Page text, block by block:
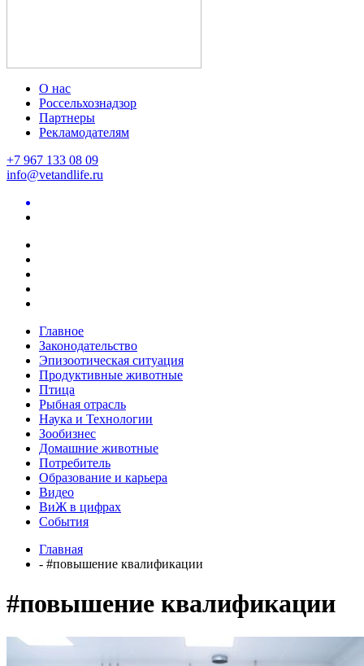
О нас
Россельхознадзор
Партнеры
Рекламодателям
+7 967 133 08 09
info@vetandlife.ru
Главное
Законодательство
Эпизоотическая ситуация
Продуктивные животные
Птица
Рыбная отрасль
Наука и Технологии
Зообизнес
Домашние животные
Потребитель
Образование и карьера
Видео
ВиЖ в цифрах
События
Главная
- #повышение квалификации
#повышение квалификации